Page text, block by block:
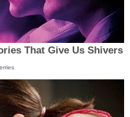
That Give Us Shivers